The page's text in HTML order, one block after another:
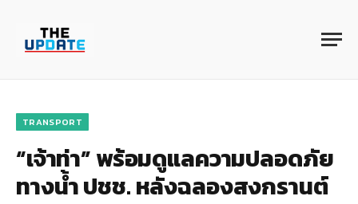
TRANSPORT
“เจ้าท่า” พร้อมดูแลความปลอดภัย
ทางน้ำ ปชช. หลังฉลองสงกรานต์